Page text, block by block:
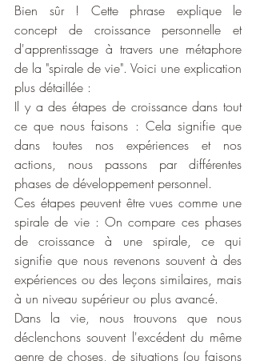
Bien sûr ! Cette phrase explique le
concept de croissance personnelle et
d'apprentissage à travers une métaphore
de la "spirale de vie". Voici une explication
plus détaillée :
Il y a des étapes de croissance dans tout
ce que nous faisons : Cela signifie que
dans toutes nos expériences et nos
actions, nous passons par différentes
phases de développement personnel.
Ces étapes peuvent être vues comme une
spirale de vie : On compare ces phases
de croissance à une spirale, ce qui
signifie que nous revenons souvent à des
expériences ou des leçons similaires, mais
à un niveau supérieur ou plus avancé.
Dans la vie, nous trouvons que nous
déclenchons souvent l'excédent du même
genre de choses, de situations (ou faisons